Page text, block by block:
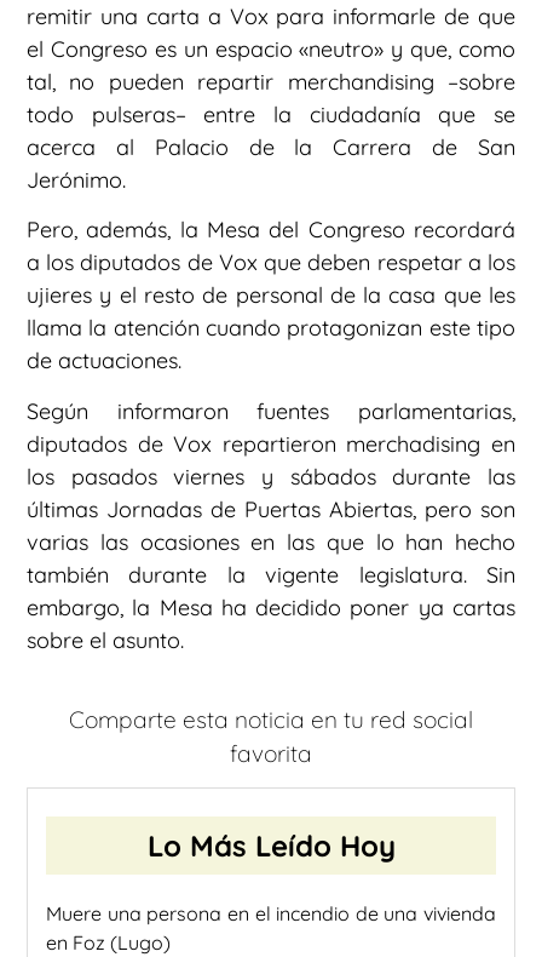
remitir una carta a Vox para informarle de que
el Congreso es un espacio «neutro» y que, como
tal, no pueden repartir merchandising –sobre
todo pulseras– entre la ciudadanía que se
acerca al Palacio de la Carrera de San
Jerónimo.
Pero, además, la Mesa del Congreso recordará
a los diputados de Vox que deben respetar a los
ujieres y el resto de personal de la casa que les
llama la atención cuando protagonizan este tipo
de actuaciones.
Según informaron fuentes parlamentarias,
diputados de Vox repartieron merchadising en
los pasados viernes y sábados durante las
últimas Jornadas de Puertas Abiertas, pero son
varias las ocasiones en las que lo han hecho
también durante la vigente legislatura. Sin
embargo, la Mesa ha decidido poner ya cartas
sobre el asunto.
Comparte esta noticia en tu red social
favorita
Lo Más Leído Hoy
Muere una persona en el incendio de una vivienda
en Foz (Lugo)